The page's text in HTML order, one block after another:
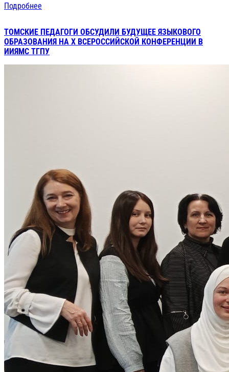
Подробнее
ТОМСКИЕ ПЕДАГОГИ ОБСУДИЛИ БУДУЩЕЕ ЯЗЫКОВОГО
ОБРАЗОВАНИЯ НА X ВСЕРОССИЙСКОЙ КОНФЕРЕНЦИИ В
ИИЯМС ТГПУ